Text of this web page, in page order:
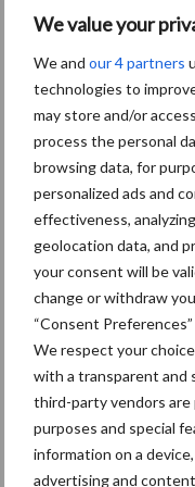
We value your
We and our 4 partners
technologies to
may store and/or
process the personal
browsing data, for
personalized ads and
effectiveness,
geolocation data, and
your consent will be
change or withdraw
“Consent
We respect your
with a transparent and
third-party vendors
purposes and special
information on a
advertising and
Primaire
Sidebar
Recent nieuws
5 aug
5 aug
4 aug